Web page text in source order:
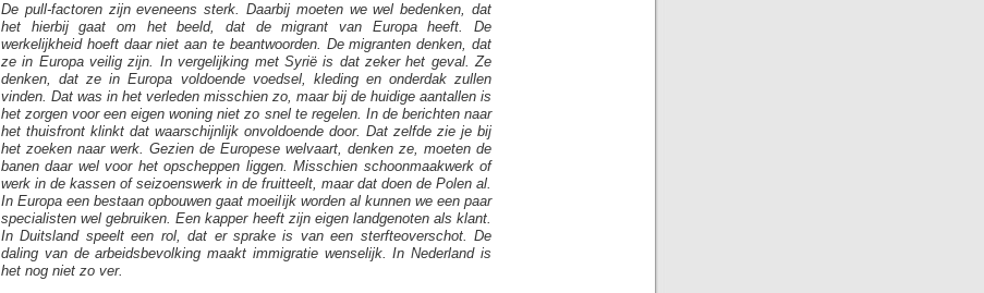
De pull-factoren zijn eveneens sterk. Daarbij moeten we wel bedenken, dat
het hierbij gaat om het beeld, dat de migrant van Europa heeft. De
werkelijkheid hoeft daar niet aan te beantwoorden. De migranten denken, dat
ze in Europa veilig zijn. In vergelijking met Syrië is dat zeker het geval. Ze
denken, dat ze in Europa voldoende voedsel, kleding en onderdak zullen
vinden. Dat was in het verleden misschien zo, maar bij de huidige aantallen is
het zorgen voor een eigen woning niet zo snel te regelen. In de berichten naar
het thuisfront klinkt dat waarschijnlijk onvoldoende door. Dat zelfde zie je bij
het zoeken naar werk. Gezien de Europese welvaart, denken ze, moeten de
banen daar wel voor het opscheppen liggen. Misschien schoonmaakwerk of
werk in de kassen of seizoenswerk in de fruitteelt, maar dat doen de Polen al.
In Europa een bestaan opbouwen gaat moeilijk worden al kunnen we een paar
specialisten wel gebruiken. Een kapper heeft zijn eigen landgenoten als klant.
In Duitsland speelt een rol, dat er sprake is van een sterfteoverschot. De
daling van de arbeidsbevolking maakt immigratie wenselijk. In Nederland is
het nog niet zo ver.